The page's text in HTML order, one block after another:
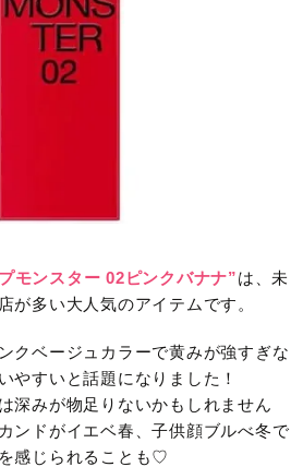
モンスター 02ピンクバナナ”は、未
が多い大人気のアイテムです。
クベージュカラーで黄みが強すぎな
やすいと話題になりました！
深みが物足りないかもしれません
ンドがイエベ春、子供顔ブルべ冬で
感じられることも♡